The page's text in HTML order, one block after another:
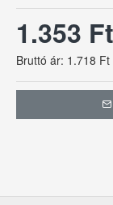
1.353 Ft
Bruttó ár: 1.718 Ft